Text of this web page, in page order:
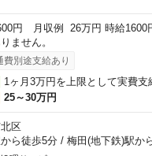
円 月収例 26万円 時給1600
ません。
費別途支給あり
1ヶ月3万円を上限として実費支
25～30万円
区
ら徒歩5分/ 梅田(地下鉄)駅か